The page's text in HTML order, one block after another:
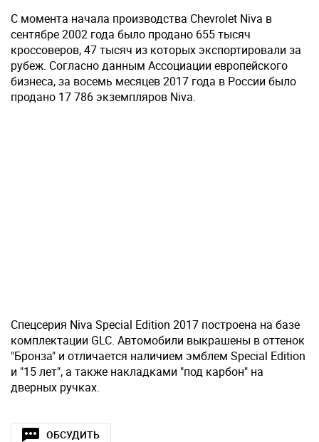
С момента начала производства Chevrolet Niva в
сентябре 2002 года было продано 655 тысяч
кроссоверов, 47 тысяч из которых экспортировали за
рубеж. Согласно данным Ассоциации европейского
бизнеса, за восемь месяцев 2017 года в России было
продано 17 786 экземпляров Niva.
Спецсерия Niva Special Edition 2017 построена на базе
комплектации GLC. Автомобили выкрашены в оттенок
"Бронза" и отличается наличием эмблем Special Edition
и "15 лет", а также накладками "под карбон" на
дверных ручках.
ОБСУДИТЬ